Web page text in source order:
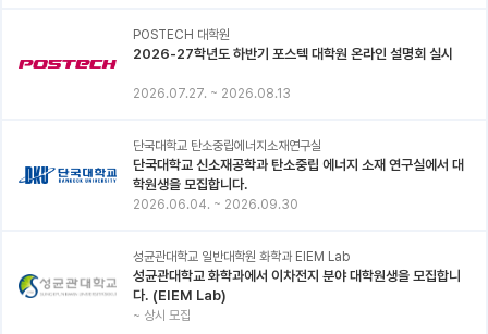
POSTECH 대학원
2026-27학년도 하반기 포스텍 대학원 온라인 설명회 실시
2026.07.27. ~ 2026.08.13
단국대학교 탄소중립에너지소재연구실
단국대학교 신소재공학과 탄소중립 에너지 소재 연구실에서 대
학원생을 모집합니다.
2026.06.04. ~ 2026.09.30
성균관대학교 일반대학원 화학과 EIEM Lab
성균관대학교 화학과에서 이차전지 분야 대학원생을 모집합니
다. (EIEM Lab)
~ 상시 모집